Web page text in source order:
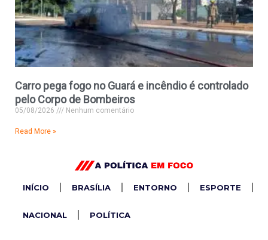
Carro pega fogo no Guará e incêndio é controlado
pelo Corpo de Bombeiros
05/08/2026 Nenhum comentário
Read More »
INÍCIO BRASÍLIA ENTORNO ESPORTE
NACIONAL POLÍTICA